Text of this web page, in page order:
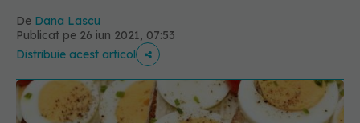
De Dana Lascu
Publicat pe 26 iun 2021, 07:53
Distribuie acest articol